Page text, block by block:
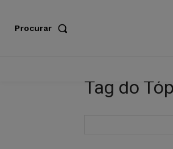
Procurar
Tag do